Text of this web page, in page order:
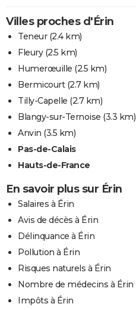
Villes proches d'Érin
Teneur(2.4 km)
Fleury(2.5 km)
Humerœuille (2.5 km)
Bermicourt(2.7 km)
Tilly-Capelle (2.7 km)
Blangy-sur-Ternoise (3.3 km)
Anvin (3.5 km)
Pas-de-Calais
Hauts-de-France
En savoir plus sur Érin
Salaires à Érin
Avis de décès à Érin
Délinquance à Érin
Pollution à Érin
Risques naturels à Érin
Nombre de médecins à Érin
Impôts à Érin